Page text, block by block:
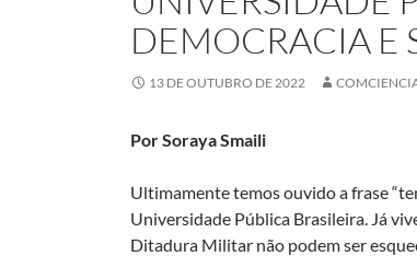
DEMOCRACIA E
13 DE OUTUBRO DE 2022
Por Soraya Smaili
Ultimamente temos ouvido a frase
Universidade Pública Brasileira. Já
Ditadura Militar não podem ser